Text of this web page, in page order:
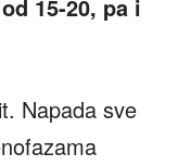
15-20, pa i
Napada sve